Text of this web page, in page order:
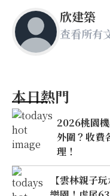
欣建築
查看所有
本日熱門
2026桃園
外圍？收費
理！
【雲林親子